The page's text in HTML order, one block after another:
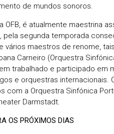
de mundos sonoros.
OFB, é atualmente maestrina
pela segunda temporada
maestros de renome,
Carneiro (Orquestra
trabalhado e participado
e orquestras internacionais.
a Orquestra Sinfónica
Darmstadt.
OS PRÓXIMOS DIAS